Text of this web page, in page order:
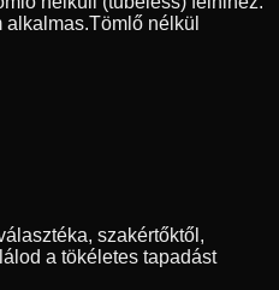
alkalmas.Tömlő nélkül
szakértőktől,
a tökéletes tapadást